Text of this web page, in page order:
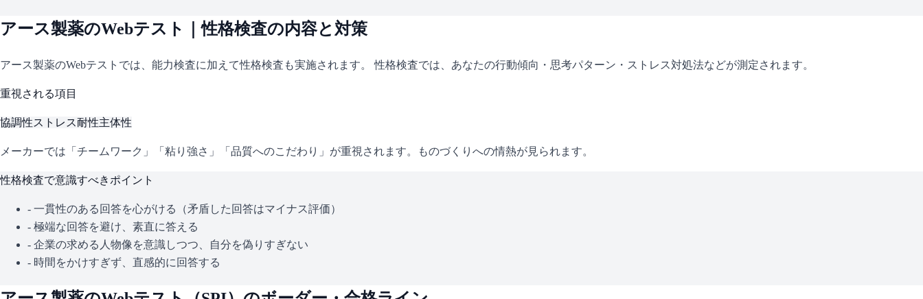
アース製薬のWebテスト｜性格検査の内容と対策
アース製薬のWebテストでは、能力検査に加えて性格検査も実施されます。 性格検査では、あなたの行動傾向・思考パターン・ストレス対処法などが測定されます。
重視される項目
協調性ストレス耐性主体性
メーカーでは「チームワーク」「粘り強さ」「品質へのこだわり」が重視されます。ものづくりへの情熱が見られます。
性格検査で意識すべきポイント
- 一貫性のある回答を心がける（矛盾した回答はマイナス評価）
- 極端な回答を避け、素直に答える
- 企業の求める人物像を意識しつつ、自分を偽りすぎない
- 時間をかけすぎず、直感的に回答する